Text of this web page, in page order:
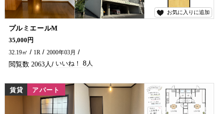
お気に入りに追加
プルミエールM
女性限定、学生さんにおすすめのアパートです★ 防犯カメラもつきました♪ インターネット無料、エアコン・ウォシュレットも完備！ バス停近くにあります(^^)/ 延岡市で賃貸物件・アパートをお探しなら、五ヶ瀬不動産へお問い合わせください！！
35,000円
32.19㎡
1R 2000年03月
2063 8
賃貸 アパート